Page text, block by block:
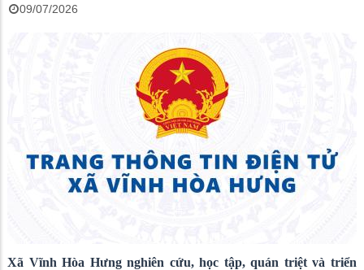
09/07/2026
Xã Vĩnh Hòa Hưng nghiên cứu, học tập, quán triệt và triển